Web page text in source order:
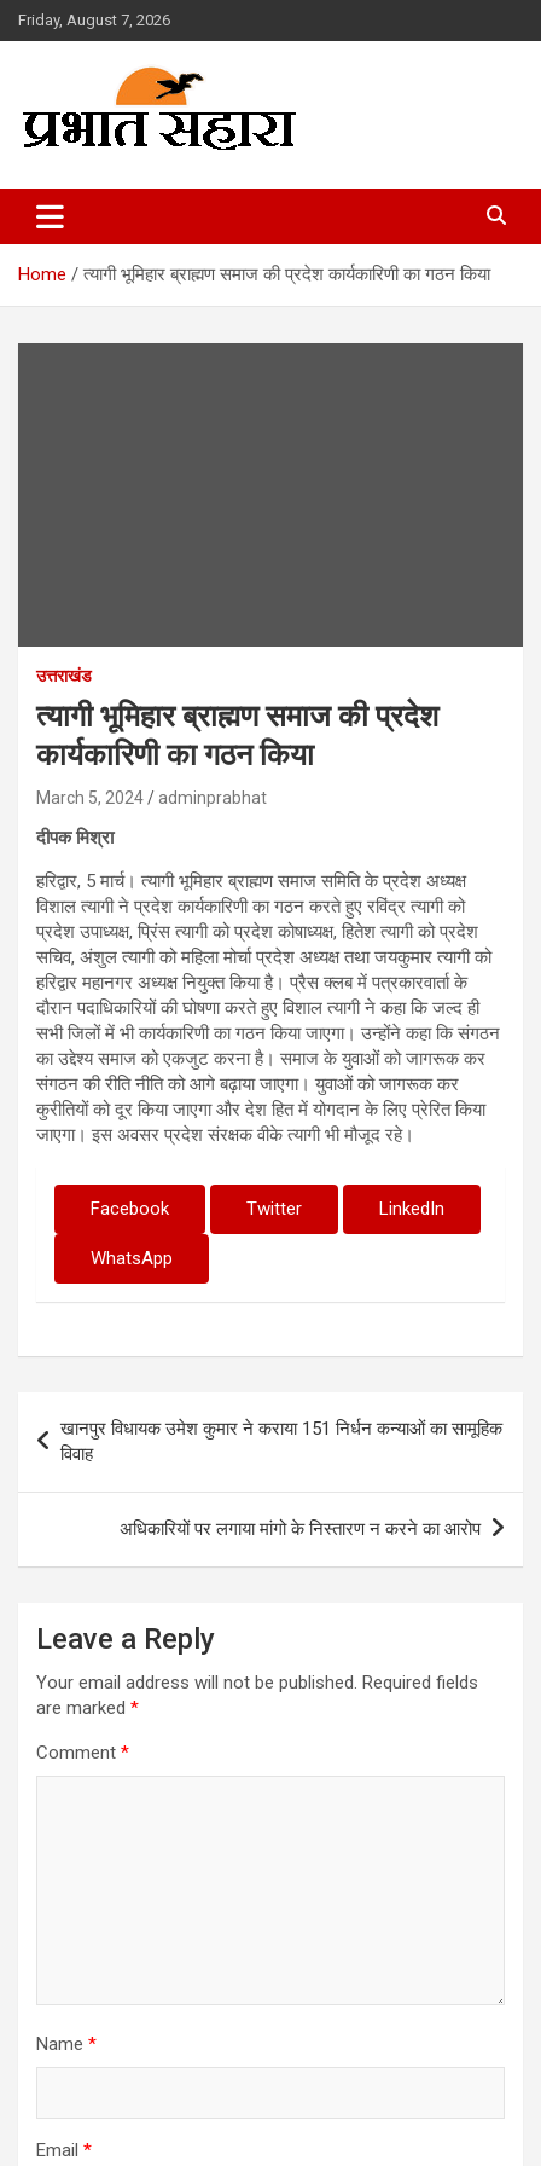
Skip
to
Friday, August 7, 2026
Prabhat Sahara
Home त्यागी भूमिहार ब्राह्मण समाज की प्रदेश कार्यकारिणी का गठन किया
उत्तराखंड
त्यागी भूमिहार ब्राह्मण समाज की प्रदेश
कार्यकारिणी का गठन किया
March 5, 2024 adminprabhat
दीपक मिश्रा
हरिद्वार, 5 मार्च। त्यागी भूमिहार ब्राह्मण समाज समिति के प्रदेश अध्यक्ष
विशाल त्यागी ने प्रदेश कार्यकारिणी का गठन करते हुए रविंद्र त्यागी को
प्रदेश उपाध्यक्ष, प्रिंस त्यागी को प्रदेश कोषाध्यक्ष, हितेश त्यागी को प्रदेश
सचिव, अंशुल त्यागी को महिला मोर्चा प्रदेश अध्यक्ष तथा जयकुमार त्यागी को
हरिद्वार महानगर अध्यक्ष नियुक्त किया है। प्रैस क्लब में पत्रकारवार्ता के
दौरान पदाधिकारियों की घोषणा करते हुए विशाल त्यागी ने कहा कि जल्द ही
सभी जिलों में भी कार्यकारिणी का गठन किया जाएगा। उन्होंने कहा कि संगठन
का उद्देश्य समाज को एकजुट करना है। समाज के युवाओं को जागरूक कर
संगठन की रीति नीति को आगे बढ़ाया जाएगा। युवाओं को जागरूक कर
कुरीतियों को दूर किया जाएगा और देश हित में योगदान के लिए प्रेरित किया
जाएगा। इस अवसर प्रदेश संरक्षक वीके त्यागी भी मौजूद रहे।
Facebook Twitter LinkedIn
WhatsApp
navigation
खानपुर विधायक उमेश कुमार ने कराया 151 निर्धन कन्याओं का सामूहिक
विवाह
अधिकारियों पर लगाया मांगो के निस्तारण न करने का आरोप
Leave a Reply
Your email address will not be published. Required fields
are marked *
Comment *
Name *
Email *